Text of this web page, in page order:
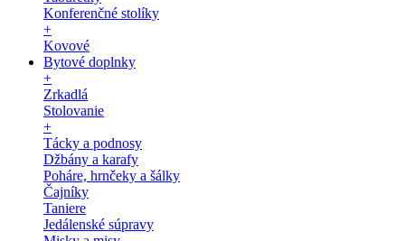
Konferenčné stolíky
+
Kovové
Bytové doplnky
+
Zrkadlá
Stolovanie
+
Tácky a podnosy
Džbány a karafy
Poháre, hrnčeky a šálky
Čajníky
Taniere
Jedálenské súpravy